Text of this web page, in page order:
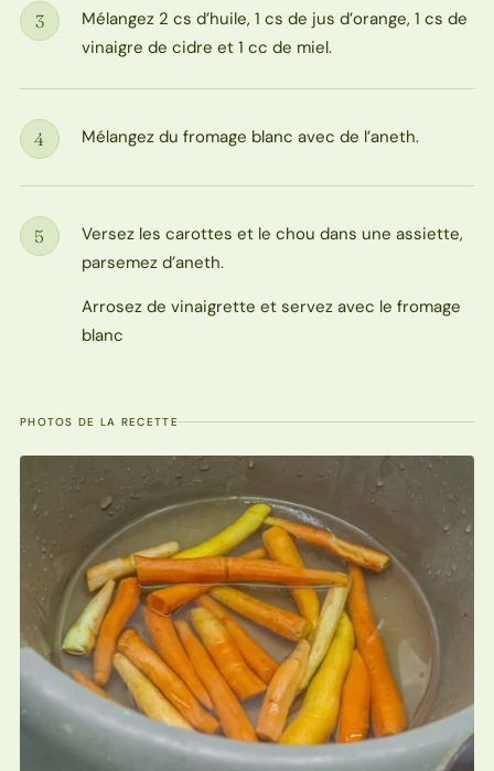
Étape
3
Mélangez 2 cs d’huile, 1 cs de jus d’orange, 1 cs de
vinaigre de cidre et 1 cc de miel.
Étape
4 Mélangez du fromage blanc avec de l’aneth.
Étape
5
Versez les carottes et le chou dans une assiette,
parsemez d’aneth.
Arrosez de vinaigrette et servez avec le fromage
blanc
PHOTOS DE LA RECETTE